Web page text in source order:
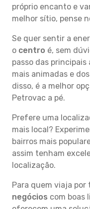
próprio encanto e
melhor sítio, pense
Se quer sentir a
o centro é, sem
passo das
mais animadas e
disso, é a melhor
Petrovac a pé.
Prefere uma
mais local?
bairros mais
assim tenham
localização.
Para quem viaja por
negócios com boas